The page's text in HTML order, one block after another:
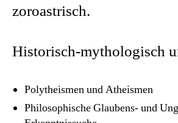
zoroastrisch.
Historisch-mythologisch
Polytheismen und Atheismen
Philosophische Glaubens- und